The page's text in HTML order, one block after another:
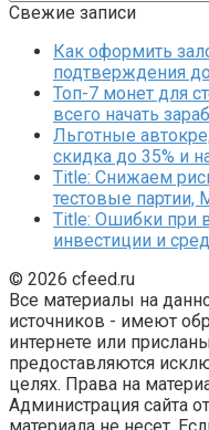
Свежие записи
Как оформить
подтверждения
Топ-7 монет для
всего начать
Льготные
скидка до 35% и
Title: Снижаем
тестовые партии,
Title: Ошибки при
инвестиции и
© 2026 cfeed.ru
Все материалы на
источников - имеют
интернете или
предоставляются
целях. Права на
Администрация сайта
материала не несет.